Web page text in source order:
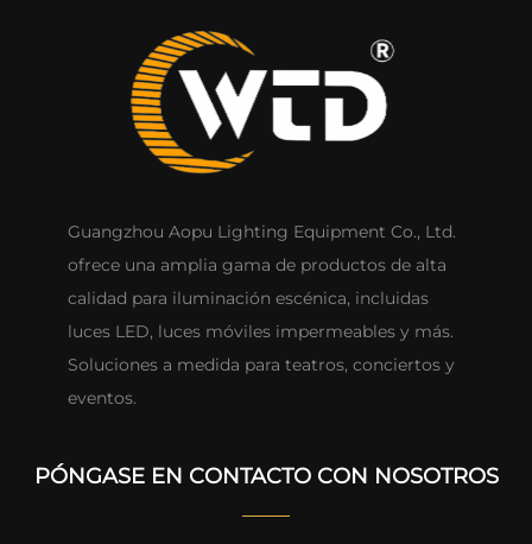
Guangzhou Aopu Lighting Equipment Co., Ltd.
ofrece una amplia gama de productos de alta
calidad para iluminación escénica, incluidas
luces LED, luces móviles impermeables y más.
Soluciones a medida para teatros, conciertos y
eventos.
PÓNGASE EN CONTACTO CON NOSOTROS